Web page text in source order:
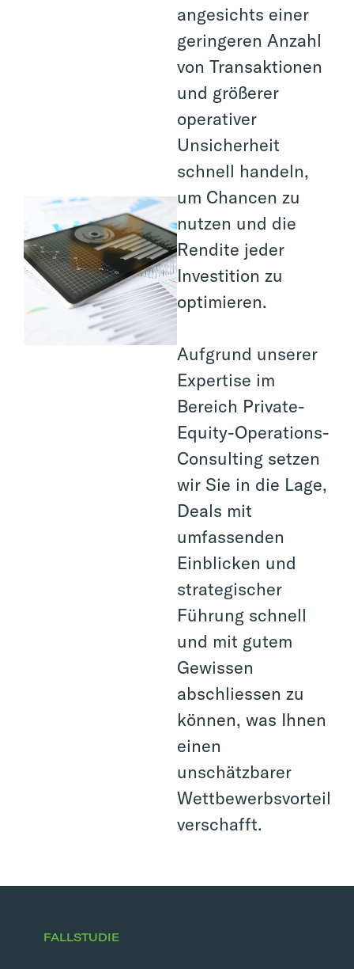
angesichts einer
geringeren Anzahl
von Transaktionen
und größerer
operativer
Unsicherheit
schnell handeln,
um Chancen zu
nutzen und die
Rendite jeder
Investition zu
optimieren.
Aufgrund unserer
Expertise im
Bereich Private-
Equity-Operations-
Consulting setzen
wir Sie in die Lage,
Deals mit
umfassenden
Einblicken und
strategischer
Führung schnell
und mit gutem
Gewissen
abschliessen zu
können, was Ihnen
einen
unschätzbarer
Wettbewerbsvorteil
verschafft.
FALLSTUDIE